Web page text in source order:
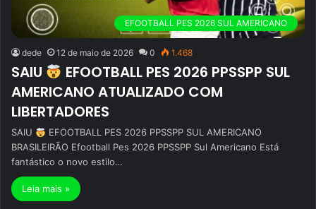
EFOOTBALL PES 2026 SUL AMERICANO
dede 12 de maio de 2026 0 1.468
SAIU
EFOOTBALL PES 2026 PPSSPP SUL
AMERICANO ATUALIZADO COM
LIBERTADORES
SAIU
EFOOTBALL PES 2026 PPSSPP SUL AMERICANO
BRASILEIRÃO Efootball Pes 2026 PPSSPP Sul Americano Está
fantástico o novo estilo…
Leia mais »